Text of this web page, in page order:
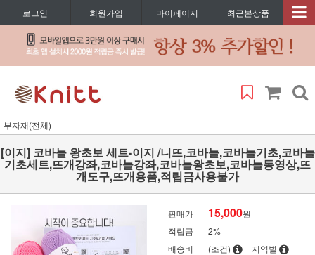
로그인 회원가입 마이페이지 최근본상품
부자재(전체)
[이지] 코바늘 왕초보 세트-이지 /니뜨,코바늘,코바늘기초,코바늘
기초세트,뜨개강좌,코바늘강좌,코바늘왕초보,코바늘동영상,뜨
개도구,뜨개용품,적립금사용불가
판매가 15,000원
적립금
2%
배송비
(조건)
지역별